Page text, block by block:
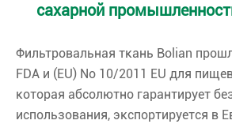
сахарной
Фильтровальная ткань Bolian
FDA и (EU) No 10/2011 EU для
которая абсолютно гарантирует
использования, экспортируется в